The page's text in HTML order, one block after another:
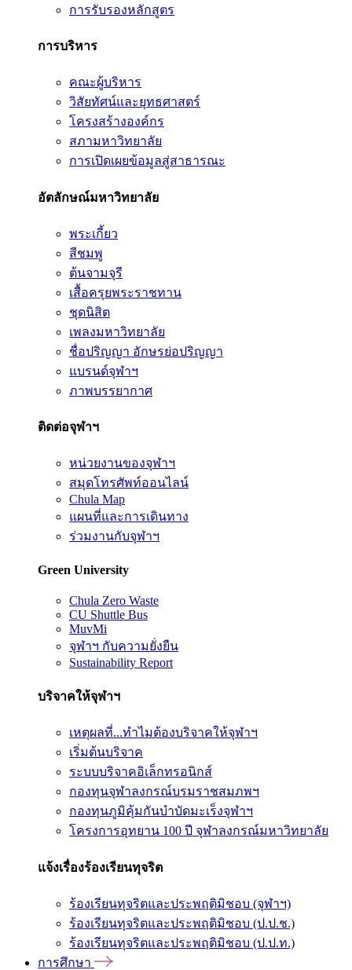
การรับรองหลักสูตร
การบริหาร
คณะผู้บริหาร
วิสัยทัศน์และยุทธศาสตร์
โครงสร้างองค์กร
สภามหาวิทยาลัย
การเปิดเผยข้อมูลสู่สาธารณะ
อัตลักษณ์มหาวิทยาลัย
พระเกี้ยว
สีชมพู
ต้นจามจุรี
เสื้อครุยพระราชทาน
ชุดนิสิต
เพลงมหาวิทยาลัย
ชื่อปริญญา อักษรย่อปริญญา
แบรนด์จุฬาฯ
ภาพบรรยากาศ
ติดต่อจุฬาฯ
หน่วยงานของจุฬาฯ
สมุดโทรศัพท์ออนไลน์
Chula Map
แผนที่และการเดินทาง
ร่วมงานกับจุฬาฯ
Green University
Chula Zero Waste
CU Shuttle Bus
MuvMi
จุฬาฯ กับความยั่งยืน
Sustainability Report
บริจาคให้จุฬาฯ
เหตุผลที่...ทำไมต้องบริจาคให้จุฬาฯ
เริ่มต้นบริจาค
ระบบบริจาคอิเล็กทรอนิกส์
กองทุนจุฬาลงกรณ์บรมราชสมภพฯ
กองทุนภูมิคุ้มกันบำบัดมะเร็งจุฬาฯ
โครงการอุทยาน 100 ปี จุฬาลงกรณ์มหาวิทยาลัย
แจ้งเรื่องร้องเรียนทุจริต
ร้องเรียนทุจริตและประพฤติมิชอบ (จุฬาฯ)
ร้องเรียนทุจริตและประพฤติมิชอบ (ป.ป.ช.)
ร้องเรียนทุจริตและประพฤติมิชอบ (ป.ป.ท.)
การศึกษา